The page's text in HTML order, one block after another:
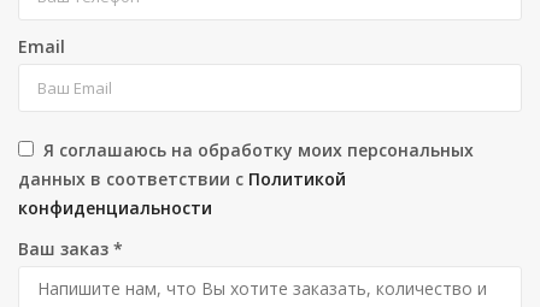
Email
Я соглашаюсь на обработку моих персональных
данных в соответствии с Политикой
конфиденциальности
Ваш заказ *